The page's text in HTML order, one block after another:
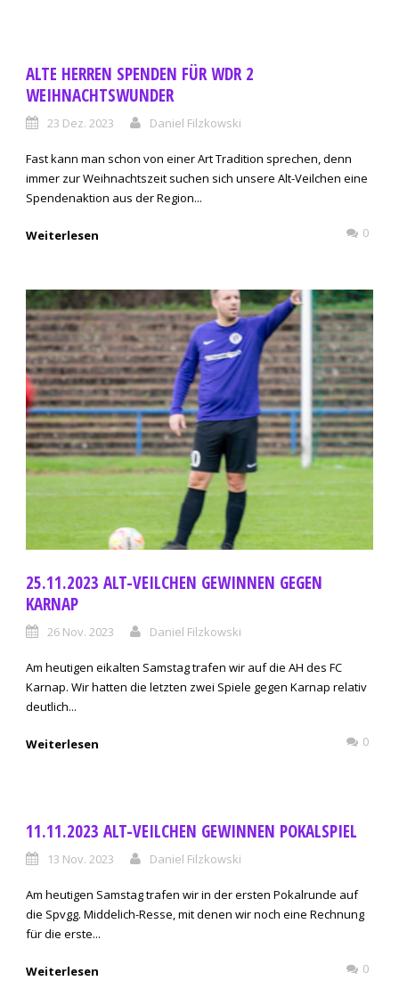
ALTE HERREN SPENDEN FÜR WDR 2
WEIHNACHTSWUNDER
23 Dez. 2023 Daniel Filzkowski
Fast kann man schon von einer Art Tradition sprechen, denn
immer zur Weihnachtszeit suchen sich unsere Alt-Veilchen eine
Spendenaktion aus der Region...
Weiterlesen 0
25.11.2023 ALT-VEILCHEN GEWINNEN GEGEN
KARNAP
26 Nov. 2023 Daniel Filzkowski
Am heutigen eikalten Samstag trafen wir auf die AH des FC
Karnap. Wir hatten die letzten zwei Spiele gegen Karnap relativ
deutlich...
Weiterlesen 0
11.11.2023 ALT-VEILCHEN GEWINNEN POKALSPIEL
13 Nov. 2023 Daniel Filzkowski
Am heutigen Samstag trafen wir in der ersten Pokalrunde auf
die Spvgg. Middelich-Resse, mit denen wir noch eine Rechnung
für die erste...
Weiterlesen 0